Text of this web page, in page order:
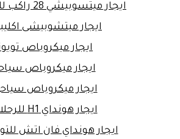
ايجار ميتسوبيشي 28 راكب للانتقالات
ايجار ميتشوبيشى
ايجار ميكروباص
ايجار ميكروباص
ايجار ميكروباص
ايجار هونداي H1 للرحلات
ايجار هونداي فان اتش